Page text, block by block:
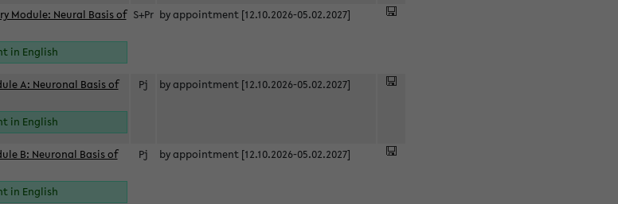
Module: Neural Basis of
in English
S+Pr by appointment [12.10.2026-05.02.2027]
A: Neuronal Basis of
in English
Pj by appointment [12.10.2026-05.02.2027]
B: Neuronal Basis of
in English
Pj by appointment [12.10.2026-05.02.2027]